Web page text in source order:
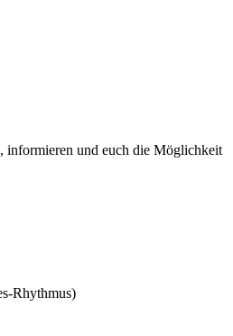
informieren und euch die Möglichkeit
Rhythmus)